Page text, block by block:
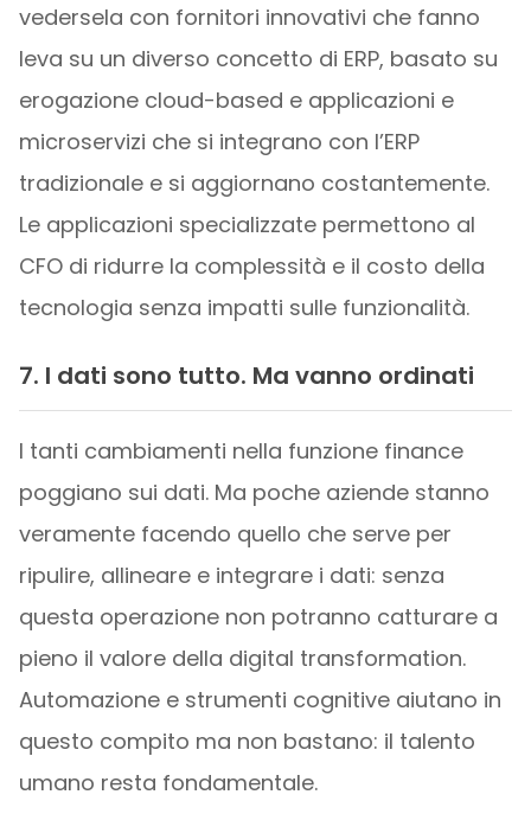
vedersela con fornitori innovativi che fanno
leva su un diverso concetto di ERP, basato su
erogazione cloud-based e applicazioni e
microservizi che si integrano con l’ERP
tradizionale e si aggiornano costantemente.
Le applicazioni specializzate permettono al
CFO di ridurre la complessità e il costo della
tecnologia senza impatti sulle funzionalità.
7. I dati sono tutto. Ma vanno ordinati
I tanti cambiamenti nella funzione finance
poggiano sui dati. Ma poche aziende stanno
veramente facendo quello che serve per
ripulire, allineare e integrare i dati: senza
questa operazione non potranno catturare a
pieno il valore della digital transformation.
Automazione e strumenti cognitive aiutano in
questo compito ma non bastano: il talento
umano resta fondamentale.